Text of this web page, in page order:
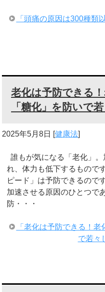
「頭痛の原因は300種類
老化は予防できる
「糖化」を防いで
2025年5月8日 [健康法]
誰もが気になる「老化」
れ、体力も低下するもので
ピード」は予防できるので
加速させる原因のひとつで
防・・・
「老化は予防できる！
で若々